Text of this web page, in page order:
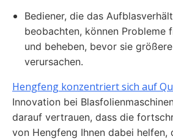
Bediener, die das
beobachten, können Probleme
und beheben, bevor sie
verursachen.
Hengfeng konzentriert sich auf
Innovation bei
darauf vertrauen, dass die
von Hengfeng Ihnen dabei helfen,